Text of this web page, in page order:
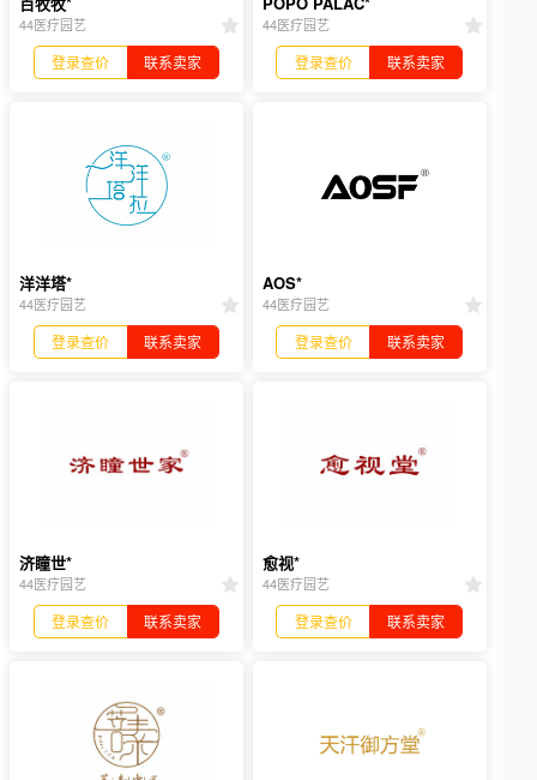
44医疗园艺
登录查价 联系卖家
44医疗园艺
登录查价 联系卖家
洋洋塔*
44医疗园艺
登录查价 联系卖家
AOS*
44医疗园艺
登录查价 联系卖家
济瞳世*
44医疗园艺
登录查价 联系卖家
愈视*
44医疗园艺
登录查价 联系卖家